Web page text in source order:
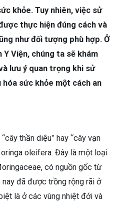
khỏe. Tuy nhiên, việc sử
thực hiện đúng cách và
như đối tượng phù hợp. Ở
Y Viện, chúng ta sẽ khám
lưu ý quan trọng khi sử
sức khỏe một cách an
thần diệu” hay “cây vạn
oleifera. Đây là một loại
có nguồn gốc từ
nay đã được trồng rộng rãi ở
là ở các vùng nhiệt đới và